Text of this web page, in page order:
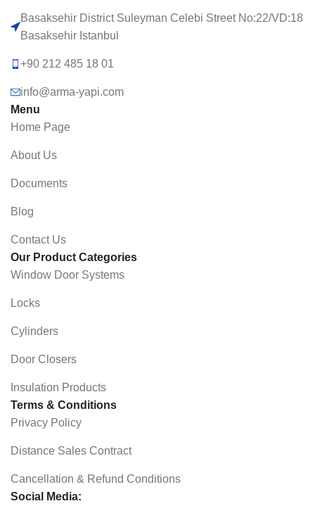
Basaksehir District Suleyman Celebi Street No:22/VD:18
Basaksehir Istanbul
+90 212 485 18 01
info@arma-yapi.com
Menu
Home Page
About Us
Documents
Blog
Contact Us
Our Product Categories
Window Door Systems
Locks
Cylinders
Door Closers
Insulation Products
Terms & Conditions
Privacy Policy
Distance Sales Contract
Cancellation & Refund Conditions
Social Media: